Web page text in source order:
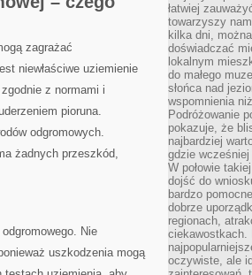
zagrażać
niewłaściwe uziemienie
z normami‍ i
⁣pioruna.
odgromowych.
żadnych⁤ przeszkód,‍
Nie
⁣uszkodzenia mogą​
łatwiej
towarzyszy
kilka dni,
doświadczać
lokalnym
do małego
słońca nad
wspomnienia
Podróżowanie
pokazuje, że
najbardziej
gdzie
W połowie
dojść do
bardzo
dobrze
regionach,
ciekawostkach.
oczywiste, ale